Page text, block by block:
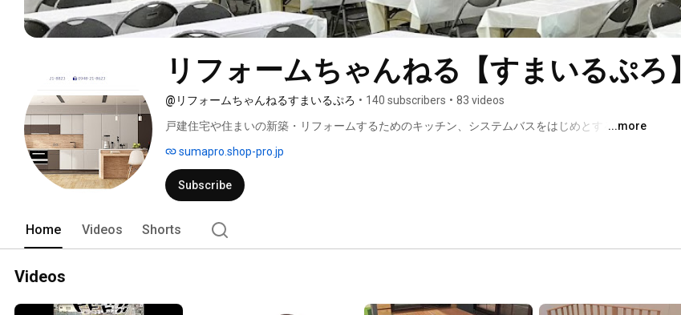
リフォームちゃんねる【すまいるぷろ】
@リフォームちゃんねるすまいるぷろ • 140 subscribers • 83 videos
戸建住宅や住まいの新築・リフォームするためのキッチン、システムバスをはじめとする住宅
をわかりやすくご紹介致します。
...more
sumapro.shop-pro.jp
Subscribe
Home Videos Shorts
Videos